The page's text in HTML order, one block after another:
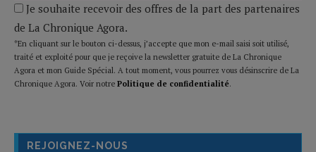
Je souhaite recevoir des offres de la part des partenaires
de La Chronique Agora.
*En cliquant sur le bouton ci-dessus, j’accepte que mon e-mail saisi soit utilisé,
traité et exploité pour que je reçoive la newsletter gratuite de La Chronique
Agora et mon Guide Spécial. A tout moment, vous pourrez vous désinscrire de La
Chronique Agora. Voir notre Politique de confidentialité.
REJOIGNEZ-NOUS